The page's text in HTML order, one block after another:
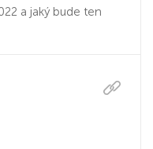
a jaký bude ten